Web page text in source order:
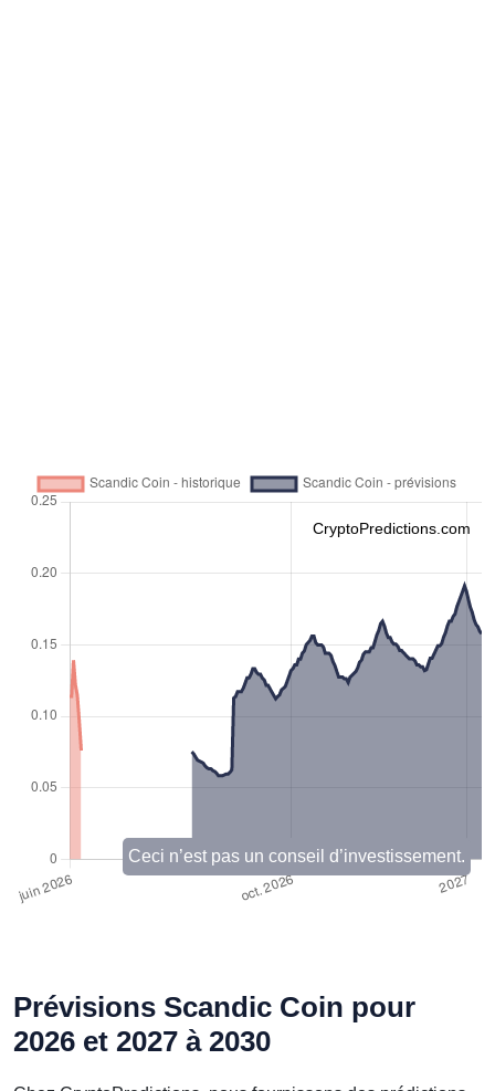
CryptoPredictions.com
Ceci n’est pas un conseil d’investissement.
Prévisions Scandic Coin pour
2026 et 2027 à 2030